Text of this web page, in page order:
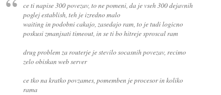
ce ti napise 300 povezav, to ne pomeni, da je vseh 300 dejavnih
poglej establish, teh je izredno malo
waiting in podobni cakajo, zasedajo ram, to je tudi logicno
poskusi zmanjsati timeout, in se ti bo hitreje sproscal ram
drug problem za routerje je stevilo socasnih povezav, recimo
zelo obiskan web server
ce tko na kratko povzames, pomemben je procesor in koliko
rama